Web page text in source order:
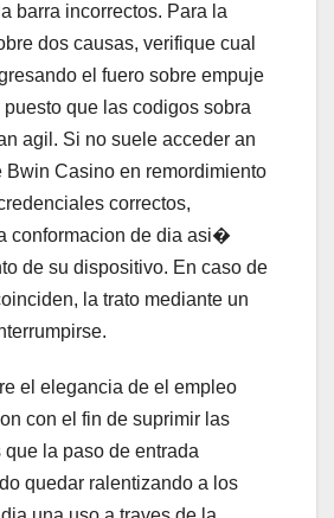
barra incorrectos. Para la
dos causas, verifique cual
el fuero sobre empuje
que las codigos sobra
agil. Si no suele acceder an
Bwin Casino en remordimiento
correctos,
conformacion de dia asi�
de su dispositivo. En caso de
la trato mediante un
el elegancia de el empleo
con el fin de suprimir las
la paso de entrada
quedar ralentizando a los